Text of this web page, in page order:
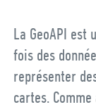
La GeoAPI
fois des
représenter
cartes.